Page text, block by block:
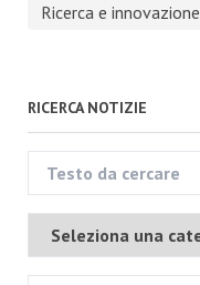
Ricerca e innovazione
RICERCA NOTIZIE